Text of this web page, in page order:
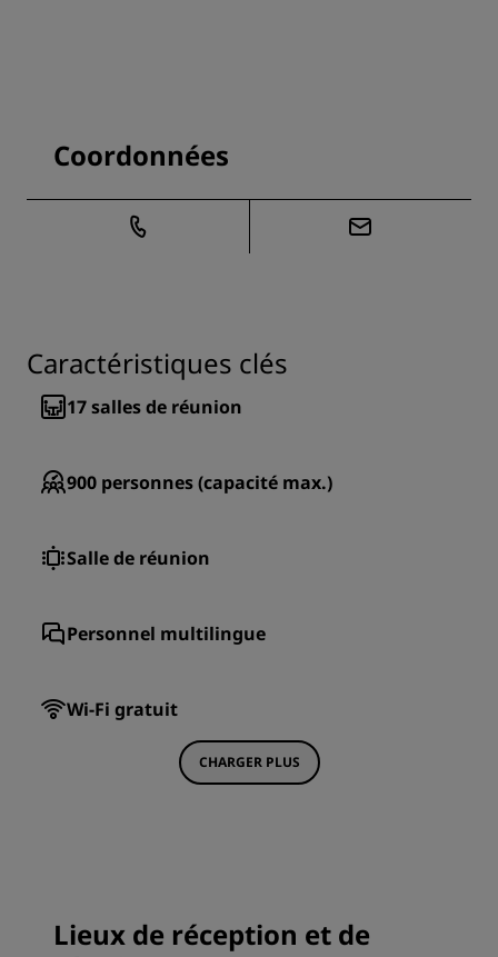
Coordonnées
Caractéristiques clés
17salles de réunion
900 personnes (capacité max.)
Salle de réunion
Personnel multilingue
Wi-Fi gratuit
CHARGER PLUS
Lieux de réception et de